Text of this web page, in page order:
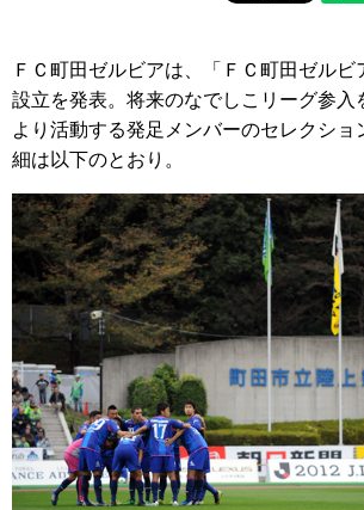
ＦＣ町田ゼルビアは、「ＦＣ町田ゼルビ
設立を発表。将来のなでしこリーグ参入
より活動する発足メンバーのセレクショ
細は以下のとおり。